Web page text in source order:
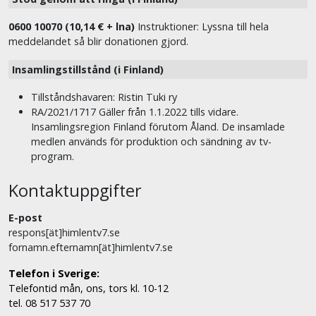
0600 10070 (10,14 € + lna) Instruktioner: Lyssna till hela
meddelandet så blir donationen gjord.
Insamlingstillstånd (i Finland)
Tillståndshavaren: Ristin Tuki ry
RA/2021/1717 Gäller från 1.1.2022 tills vidare.
Insamlingsregion Finland förutom Åland. De insamlade
medlen används för produktion och sändning av tv-
program.
Kontaktuppgifter
E-post
respons[ät]himlentv7.se
fornamn.efternamn[ät]himlentv7.se
Telefon i Sverige:
Telefontid mån, ons, tors kl. 10-12
tel. 08 517 537 70